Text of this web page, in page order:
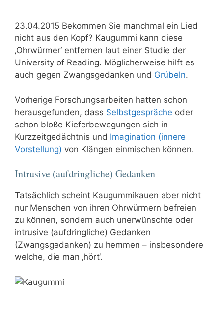
23.04.2015 Bekommen Sie manchmal ein Lied
nicht aus den Kopf? Kaugummi kann diese
‚Ohrwürmer‘ entfernen laut einer Studie der
University of Reading. Möglicherweise hilft es
auch gegen Zwangsgedanken und Grübeln.
Vorherige Forschungsarbeiten hatten schon
herausgefunden, dass Selbstgespräche oder
schon bloße Kieferbewegungen sich in
Kurzzeitgedächtnis und Imagination (innere
Vorstellung) von Klängen einmischen können.
Intrusive (aufdringliche) Gedanken
Tatsächlich scheint Kaugummikauen aber nicht
nur Menschen von ihren Ohrwürmern befreien
zu können, sondern auch unerwünschte oder
intrusive (aufdringliche) Gedanken
(Zwangsgedanken) zu hemmen – insbesondere
welche, die man ‚hört‘.